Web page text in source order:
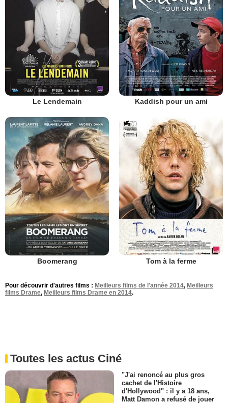
Le Lendemain Kaddish pour un ami
Boomerang Tom à la ferme
Pour découvrir d'autres films : Meilleurs films de l'année 2014, Meilleurs
films Drame, Meilleurs films Drame en 2014.
Toutes les actus Ciné
"J'ai renoncé au plus gros
cachet de l'Histoire
d'Hollywood" : il y a 18 ans,
Matt Damon a refusé de jouer